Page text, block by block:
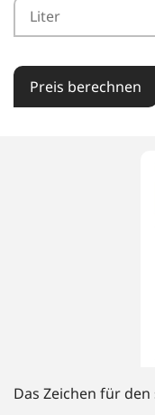
Preis berechnen
Das Zeichen für